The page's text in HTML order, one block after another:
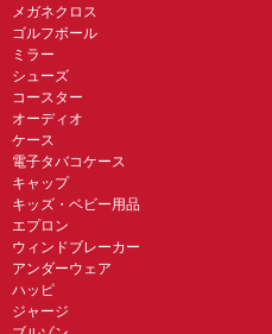
メガネクロス
ゴルフボール
ミラー
シューズ
コースター
オーディオ
ケース
電子タバコケース
キャップ
キッズ・ベビー用品
エプロン
ウィンドブレーカー
アンダーウェア
ハッピ
ジャージ